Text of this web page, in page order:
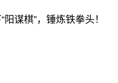
谋棋”，锤炼铁拳头！